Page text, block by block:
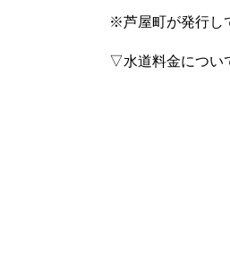
※芦屋町が発行し
▽水道料金につい